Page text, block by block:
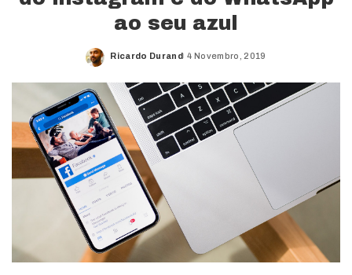
ao seu azul
Posted
Ricardo Durand 4 Novembro, 2019